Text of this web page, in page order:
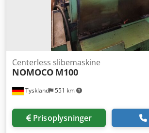
Tyskland 551 km
Centerless slibemaskine
NOMOCO M100
Prisoplysninger